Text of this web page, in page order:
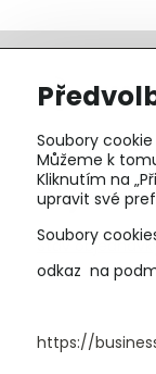
+420
Stav
Soubory
Můžeme k
Kliknutím na
upravit své
Soubory
odkaz na
https://